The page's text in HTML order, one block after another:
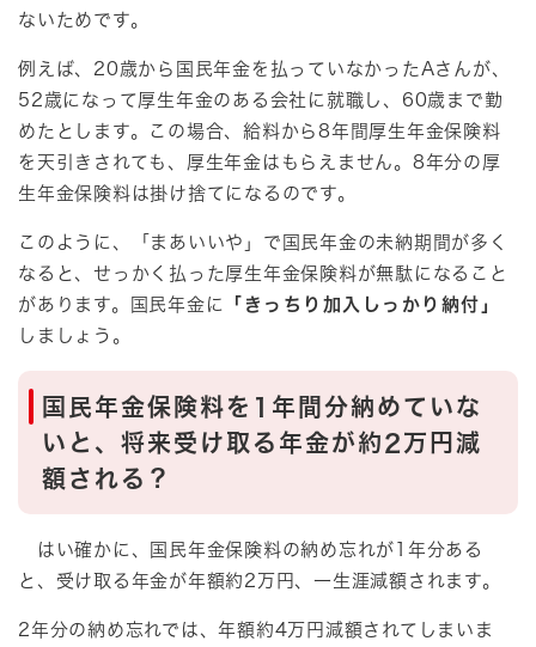
ないためです。
例えば、20歳から国民年金を払っていなかったAさんが、
52歳になって厚生年金のある会社に就職し、60歳まで勤
めたとします。この場合、給料から8年間厚生年金保険料
を天引きされても、厚生年金はもらえません。8年分の厚
生年金保険料は掛け捨てになるのです。
このように、「まあいいや」で国民年金の未納期間が多く
なると、せっかく払った厚生年金保険料が無駄になること
があります。国民年金に
「きっちり加入しっかり納付」
しましょう。
国民年金保険料を1年間分納めていな
いと、将来受け取る年金が約2万円減
額される？
はい確かに、国民年金保険料の納め忘れが1年分ある
と、受け取る年金が年額約2万円、一生涯減額されます。
2年分の納め忘れでは、年額約4万円減額されてしまいま